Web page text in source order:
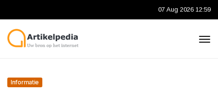
07 Aug 2026 12:59
Informatie